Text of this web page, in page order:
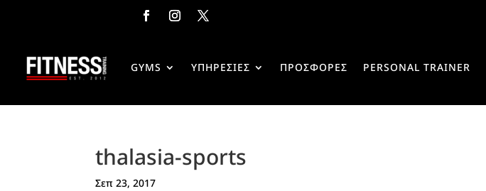
GYMS ΥΠΗΡΕΣΙΕΣ ΠΡΟΣΦΟΡΕΣ PERSONAL TRAINER
thalasia-sports
Σεπ 23, 2017